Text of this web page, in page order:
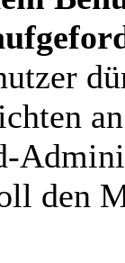
den